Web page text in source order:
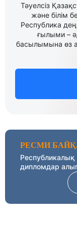
Тәуелсіз
және білім
Республика
ғылыми –
басылымына өз
РЕСМИ
дипломдар